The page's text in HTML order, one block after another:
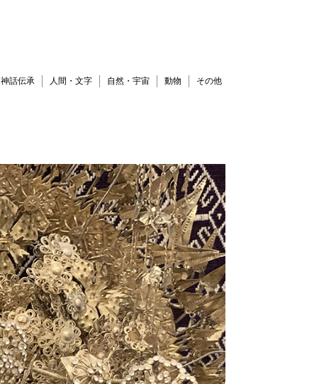
神話伝承 人間・文字 自然・宇宙 動物 その他